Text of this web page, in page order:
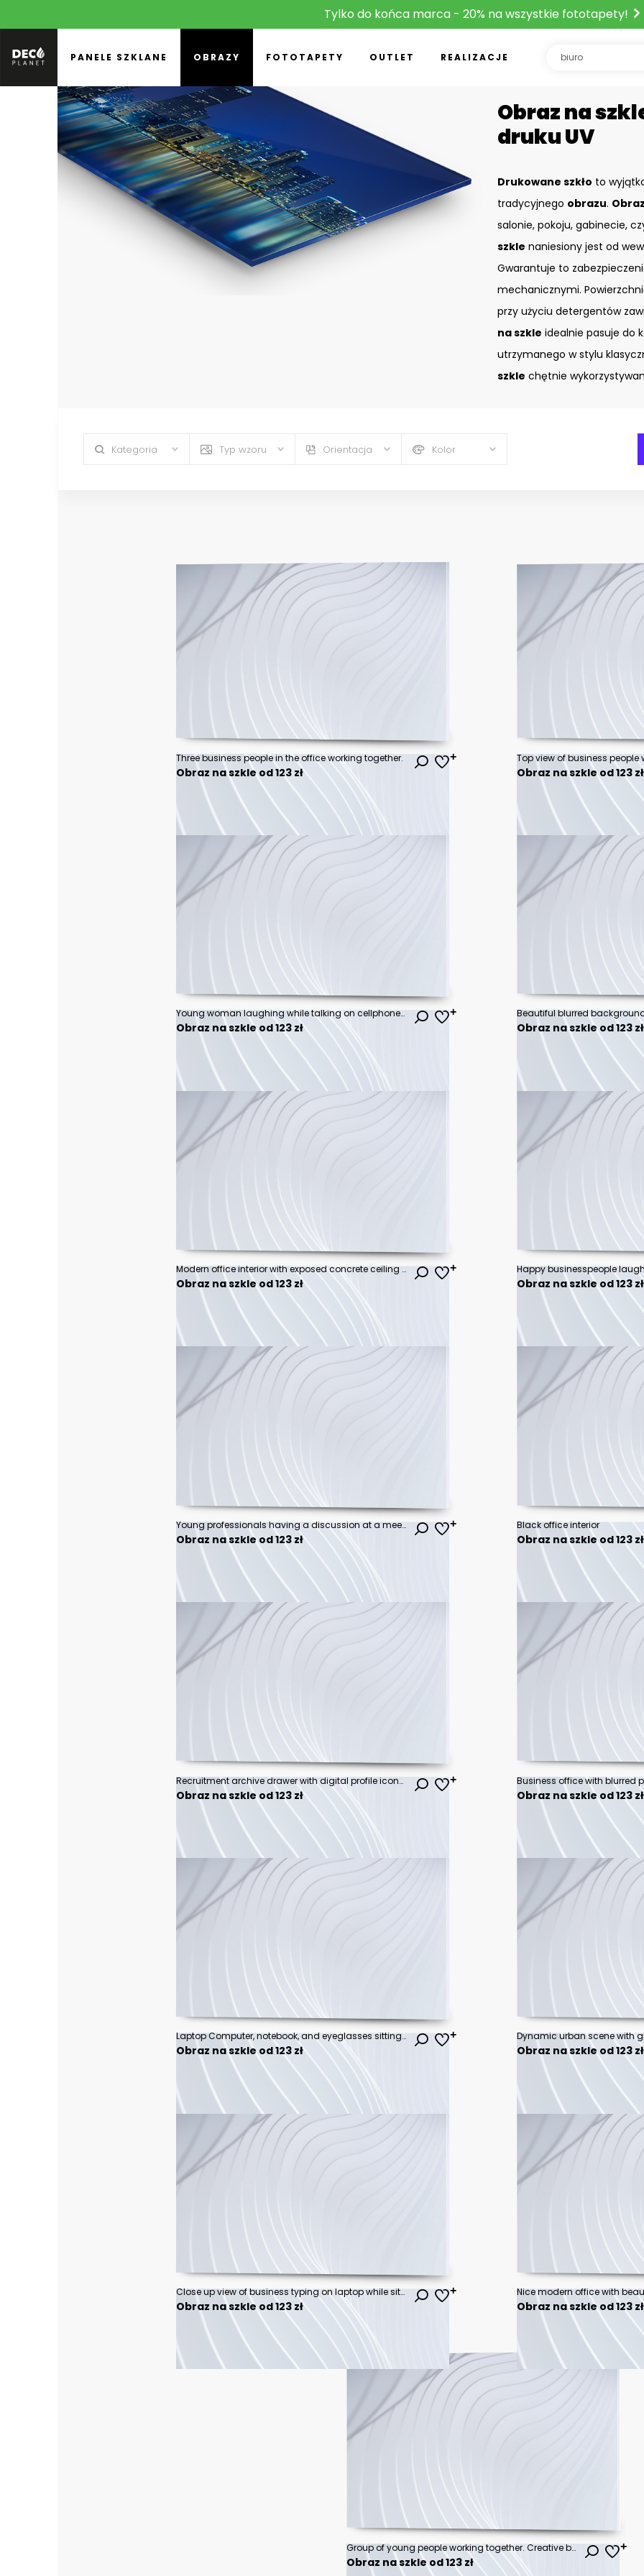
Tylko do końca marca - 20% na wszystkie fototapety!
PANELE SZKLANE OBRAZY FOTOTAPETY OUTLET REALIZACJE
Obraz na
druku UV
Drukowane szkło to
tradycyjnego obrazu.
salonie, pokoju, gabinecie,
szkle naniesiony jest od
Gwarantuje to
mechanicznymi.
przy użyciu detergentów
na szkle idealnie pasuje do
utrzymanego w stylu
szkle chętnie
Kategoria Typ wzoru Orientacja Kolor
Three business people in the office working together.
Obraz na szkle od 123 zł
Top view of business people
Obraz na szkle od 123 zł
Young woman laughing while talking on cellphone in office
Obraz na szkle od 123 zł Obraz na szkle od 123 zł
Modern office interior with exposed concrete ceiling and floor. 3d rendering
Obraz na szkle od 123 zł
Happy businesspeople
Obraz na szkle od 123 zł
Young professionals having a discussion at a meeting in a modern office
Obraz na szkle od 123 zł
Black office interior
Obraz na szkle od 123 zł
Recruitment archive drawer with digital profile icons and vacant office desks illustrating hiring gap and job request concept in modern workspace environment
Obraz na szkle od 123 zł Obraz na szkle od 123 zł
Laptop Computer, notebook, and eyeglasses sitting on a desk in a large open plan office space after working hours
Obraz na szkle od 123 zł Obraz na szkle od 123 zł
Close up view of business typing on laptop while siting in meeting room with co worker and office supplies
Obraz na szkle od 123 zł Obraz na szkle od 123 zł
Group of young people working together. Creative business people in modern office
Obraz na szkle od 123 zł